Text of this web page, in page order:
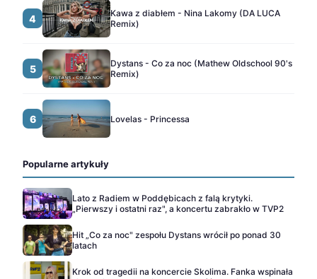
4
Kawa z diabłem - Nina Lakomy (DA LUCA
Remix)
5
Dystans - Co za noc (Mathew Oldschool 90's
Remix)
6 Lovelas - Princessa
Popularne artykuły
Lato z Radiem w Poddębicach z falą krytyki.
„Pierwszy i ostatni raz", a koncertu zabrakło w TVP2
Hit „Co za noc" zespołu Dystans wrócił po ponad 30
latach
Krok od tragedii na koncercie Skolima. Fanka wspinała